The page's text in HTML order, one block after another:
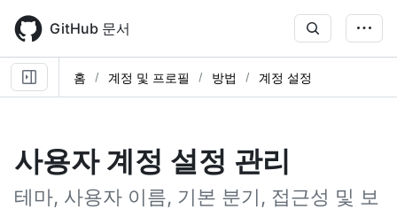
main
content
GitHub 문서
홈 계정 및 프로필 방법 계정 설정
사용자 계정 설정 관리
테마, 사용자 이름, 기본 분기, 접근성 및 보